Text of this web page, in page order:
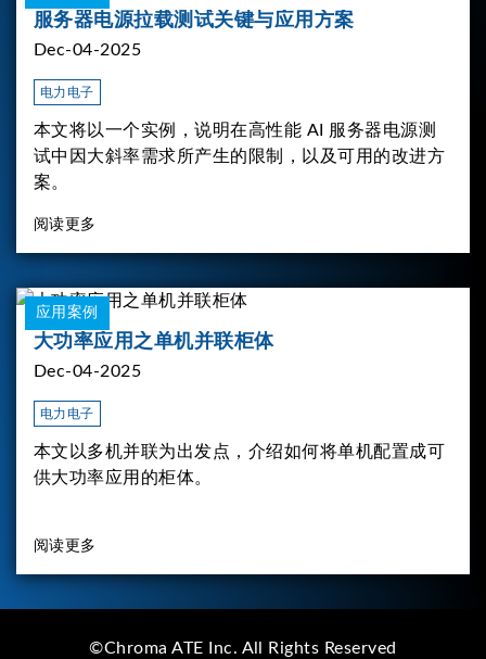
服务器电源拉载测试关键与应用方案
Dec-04-2025
电力电子
本文将以一个实例，说明在高性能 AI 服务器电源测
试中因大斜率需求所产生的限制，以及可用的改进方
案。
阅读更多
应用案例
大功率应用之单机并联柜体
Dec-04-2025
电力电子
本文以多机并联为出发点，介绍如何将单机配置成可
供大功率应用的柜体。
阅读更多
©Chroma ATE Inc. All Rights Reserved